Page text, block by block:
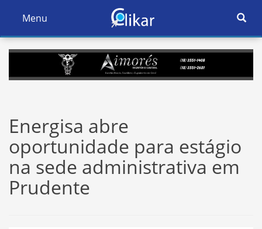
Ativar
Navegação
Menu
Ativar
Energisa abre
oportunidade para estágio
na sede administrativa em
Prudente